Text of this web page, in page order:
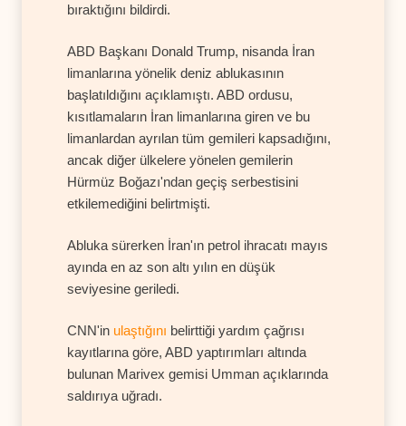
bıraktığını bildirdi.
ABD Başkanı Donald Trump, nisanda İran
limanlarına yönelik deniz ablukasının
başlatıldığını açıklamıştı. ABD ordusu,
kısıtlamaların İran limanlarına giren ve bu
limanlardan ayrılan tüm gemileri kapsadığını,
ancak diğer ülkelere yönelen gemilerin
Hürmüz Boğazı'ndan geçiş serbestisini
etkilemediğini belirtmişti.
Abluka sürerken İran'ın petrol ihracatı mayıs
ayında en az son altı yılın en düşük
seviyesine geriledi.
CNN'in ulaştığını belirttiği yardım çağrısı
kayıtlarına göre, ABD yaptırımları altında
bulunan Marivex gemisi Umman açıklarında
saldırıya uğradı.